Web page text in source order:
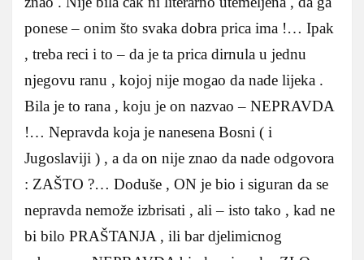
ponese – onim što svaka dobra prica ima !… Ipak
, treba reci i to – da je ta prica dirnula u jednu
njegovu ranu , kojoj nije mogao da nade lijeka .
Bila je to rana , koju je on nazvao – NEPRAVDA
!… Nepravda koja je nanesena Bosni ( i
Jugoslaviji ) , a da on nije znao da nade odgovora
: ZAŠTO ?… Doduše , ON je bio i siguran da se
nepravda nemože izbrisati , ali – isto tako , kad ne
bi bilo PRAŠTANJA , ili bar djelimicnog